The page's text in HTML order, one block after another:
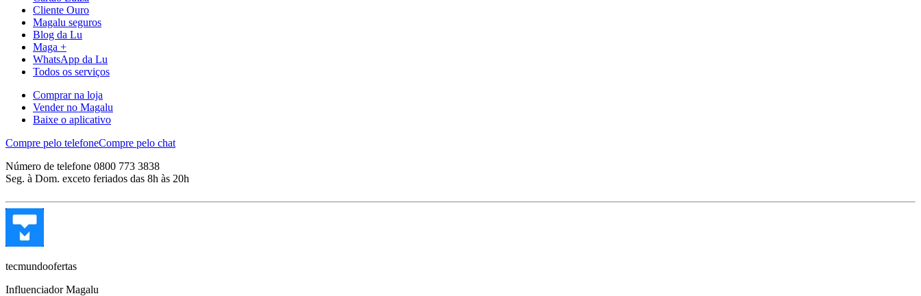
Cliente Ouro
Magalu seguros
Blog da Lu
Maga +
WhatsApp da Lu
Todos os serviços
Comprar na loja
Vender no Magalu
Baixe o aplicativo
Compre pelo telefoneCompre pelo chat
Número de telefone 0800 773 3838
Seg. à Dom. exceto feriados das 8h às 20h
tecmundoofertas
Influenciador Magalu